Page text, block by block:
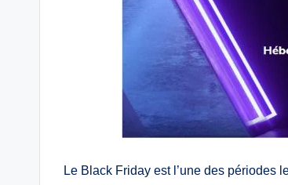
Le Black Friday est l’une des périodes